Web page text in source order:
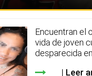
Encuentran el
vida de joven
desparecida
Leer